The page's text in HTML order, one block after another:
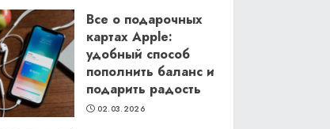
Все о подарочных
картах Apple:
удобный способ
пополнить баланс и
подарить радость
02.03.2026